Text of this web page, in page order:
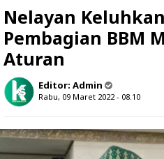
Nelayan
Pembagian BBM
Aturan
Editor: Admin
Rabu, 09 Maret 2022 - 08.10